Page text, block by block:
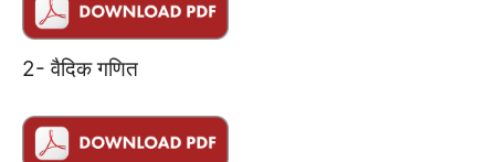
2- वैदिक गणित